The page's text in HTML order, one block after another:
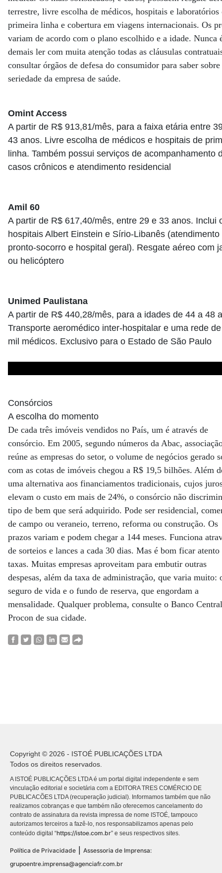
terrestre, livre escolha de médicos, hospitais e laboratórios
primeira linha e cobertura em viagens internacionais. Os
variam de acordo com o plano escolhido e a idade. Nunca
demais ler com muita atenção todas as cláusulas
consultar órgãos de defesa do consumidor para saber sobre
seriedade da empresa de saúde.
Omint Access
A partir de R$ 913,81/mês, para a faixa etária entre
43 anos. Livre escolha de médicos e hospitais de
linha. Também possui serviços de acompanhamento
casos crônicos e atendimento residencial
Amil 60
A partir de R$ 617,40/mês, entre 29 e 33 anos. Inclui
hospitais Albert Einstein e Sírio-Libanês (atendimento
pronto-socorro e hospital geral). Resgate aéreo com
ou helicóptero
Unimed Paulistana
A partir de R$ 440,28/mês, para a idades de 44 a 48
Transporte aeromédico inter-hospitalar e uma rede
mil médicos. Exclusivo para o Estado de São Paulo
Consórcios
A escolha do momento
De cada três imóveis vendidos no País, um é através de
consórcio. Em 2005, segundo números da Abac,
reúne as empresas do setor, o volume de negócios gerado
com as cotas de imóveis chegou a R$ 19,5 bilhões. Além
uma alternativa aos financiamentos tradicionais, cujos
elevam o custo em mais de 24%, o consórcio não
tipo de bem que será adquirido. Pode ser residencial,
de campo ou veraneio, terreno, reforma ou construção. Os
prazos variam e podem chegar a 144 meses. Funciona
de sorteios e lances a cada 30 dias. Mas é bom ficar atento
taxas. Muitas empresas aproveitam para embutir outras
despesas, além da taxa de administração, que varia muito:
seguro de vida e o fundo de reserva, que engordam a
mensalidade. Qualquer problema, consulte o Banco
Procon de sua cidade.
Copyright © 2026 - ISTOÉ PUBLICAÇÕES LTDA
Todos os direitos reservados.
A ISTOÉ PUBLICAÇÕES LTDA é um portal digital independente e sem
vinculação editorial e societária com a EDITORA TRES COMÉRCIO DE
PUBLICACÕES LTDA (recuperação judicial). Informamos também que não
realizamos cobranças e que também não oferecemos cancelamento do
contrato de assinatura da revista impressa de nome ISTOÉ, tampouco
autorizamos terceiros a fazê-lo, nos responsabilizamos apenas pelo
conteúdo digital “https://istoe.com.br” e seus respectivos sites.
Política de Privacidade
Assessoria de Imprensa:
grupoentre.imprensa@agenciafr.com.br